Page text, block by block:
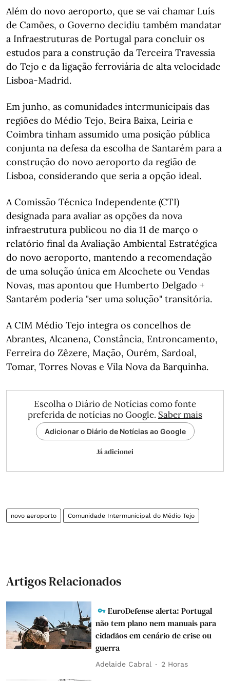
Além do novo aeroporto, que se vai chamar Luís
de Camões, o Governo decidiu também mandatar
a Infraestruturas de Portugal para concluir os
estudos para a construção da Terceira Travessia
do Tejo e da ligação ferroviária de alta velocidade
Lisboa-Madrid.
Em junho, as comunidades intermunicipais das
regiões do Médio Tejo, Beira Baixa, Leiria e
Coimbra tinham assumido uma posição pública
conjunta na defesa da escolha de Santarém para a
construção do novo aeroporto da região de
Lisboa, considerando que seria a opção ideal.
A Comissão Técnica Independente (CTI)
designada para avaliar as opções da nova
infraestrutura publicou no dia 11 de março o
relatório final da Avaliação Ambiental Estratégica
do novo aeroporto, mantendo a recomendação
de uma solução única em Alcochete ou Vendas
Novas, mas apontou que Humberto Delgado +
Santarém poderia "ser uma solução" transitória.
A CIM Médio Tejo integra os concelhos de
Abrantes, Alcanena, Constância, Entroncamento,
Ferreira do Zêzere, Mação, Ourém, Sardoal,
Tomar, Torres Novas e Vila Nova da Barquinha.
Escolha o Diário de Notícias como fonte
preferida de notícias no Google. Saber mais
Adicionar o Diário de Notícias ao Google
Já adicionei
novo aeroporto Comunidade Intermunicipal do Médio Tejo
Artigos Relacionados
EuroDefense alerta: Portugal
não tem plano nem manuais para
cidadãos em cenário de crise ou
guerra
Adelaide Cabral 2 Horas